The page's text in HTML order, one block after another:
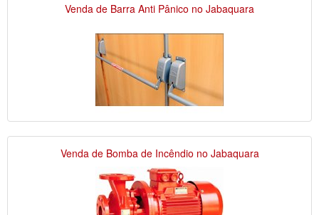
Venda de Barra Anti Pânico no Jabaquara
Venda de Bomba de Incêndio no Jabaquara